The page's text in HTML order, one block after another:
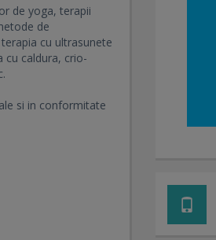
de yoga, terapii
de
cu ultrasunete
caldura, crio-
si in conformitate